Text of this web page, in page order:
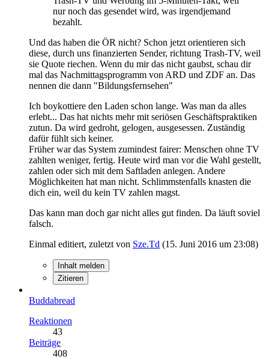
nur noch das gesendet wird, was irgendjemand
bezahlt.
Und das haben die ÖR nicht? Schon jetzt orientieren sich
diese, durch uns finanzierten Sender, richtung Trash-TV, weil
sie Quote riechen. Wenn du mir das nicht gaubst, schau dir
mal das Nachmittagsprogramm von ARD und ZDF an. Das
nennen die dann "Bildungsfernsehen"
Ich boykottiere den Laden schon lange. Was man da alles
erlebt... Das hat nichts mehr mit seriösen Geschäftspraktiken
zutun. Da wird gedroht, gelogen, ausgesessen. Zuständig
dafür fühlt sich keiner.
Früher war das System zumindest fairer: Menschen ohne TV
zahlten weniger, fertig. Heute wird man vor die Wahl gestellt,
zahlen oder sich mit dem Saftladen anlegen. Andere
Möglichkeiten hat man nicht. Schlimmstenfalls knasten die
dich ein, weil du kein TV zahlen magst.
Das kann man doch gar nicht alles gut finden. Da läuft soviel
falsch.
Einmal editiert, zuletzt von Sze.Td (15. Juni 2016 um 23:08)
Inhalt melden
Zitieren
Buddabread
Reaktionen
43
Beiträge
408